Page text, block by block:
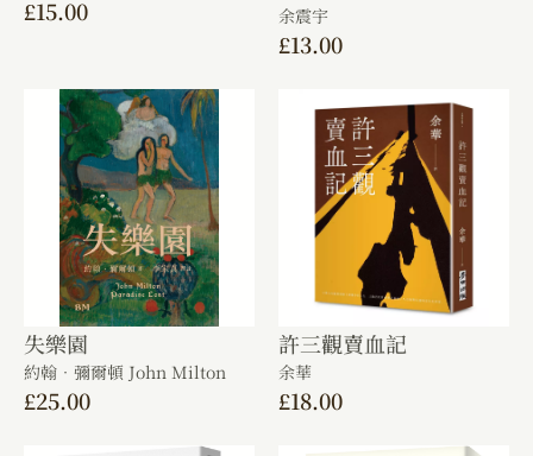
£15.00 余震宇
£13.00
失樂園
約翰．彌爾頓 John Milton
£25.00
許三觀賣血記
余華
£18.00